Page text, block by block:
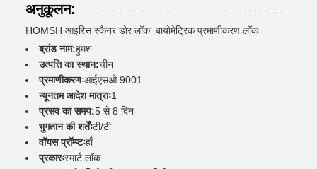
अनुकूलन:
HOMSH आइरिस स्कैनर डोर लॉक ️ बायोमेट्रिक प्रमाणीकरण लॉक
ब्रांड नाम:हुमश
उत्पत्ति का स्थान:चीन
प्रमाणीकरणःआईएसओ 9001
न्यूनतम आदेश मात्राः1
प्रसव का समय:5 से 8 दिन
भुगतान की शर्तेंःटी/टी
वॉयस प्रॉम्प्टःहाँ
प्रकारःस्मार्ट लॉक